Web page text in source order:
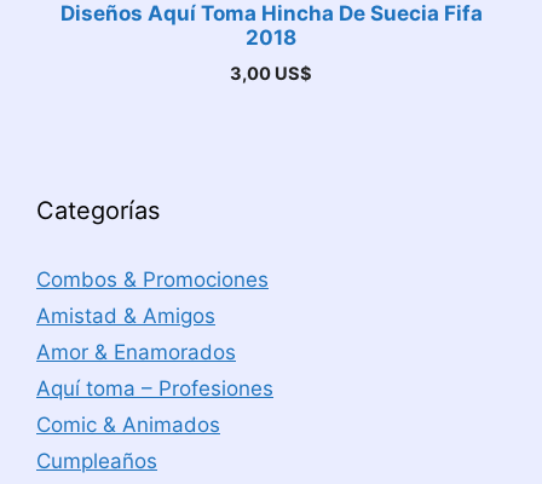
Diseños Aquí Toma Hincha De Suecia Fifa
2018
3,00 US$
Categorías
Combos & Promociones
Amistad & Amigos
Amor & Enamorados
Aquí toma – Profesiones
Comic & Animados
Cumpleaños